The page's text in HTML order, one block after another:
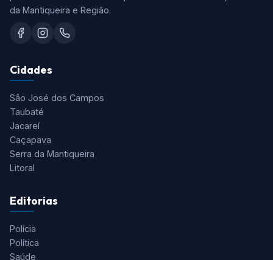
portal de notícias mais completo do Vale do Paraíba, Serra
da Mantiqueira e Região.